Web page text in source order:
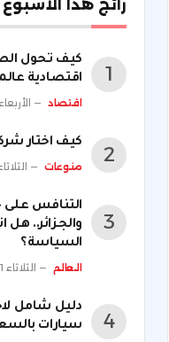
رائج هذا الأسبوع
كيف تحول
اقتصادية
اقتصاد الأربعاء 22 يوليو 4:49 م
كيف اختار
منوعات الثلاثاء 21 يوليو
التنافس على
والجزائر.. هل
السياسة؟
العالم الثلاثاء 21 يوليو 4:36 م
دليل شامل
سيارات